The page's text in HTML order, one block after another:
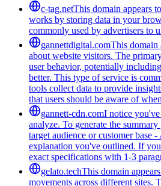
c-tag.netThis domain appears
works by storing data in your
commonly used by advertisers to
gannettdigital.comThis domain
about website visitors. The
user behavior, potentially
better. This type of service is
tools collect data to provide
that users should be aware of
gannett-cdn.comI notice
analyze. To generate the
target audience or customer base
explanation you've outlined. If
exact specifications with 1-3
gelato.techThis domain
movements across different sites.